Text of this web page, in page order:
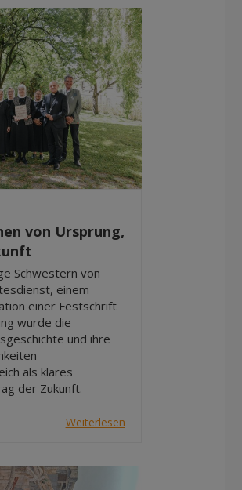
von Ursprung,
Schwestern von
einem
einer Festschrift
wurde die
und ihre
als klares
der Zukunft.
Weiterlesen